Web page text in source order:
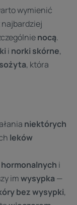
wymienić
najbardziej
nocą.
i norki skórne,
, która
niektórych
leków
i
imwysypka —
bez wysypki,